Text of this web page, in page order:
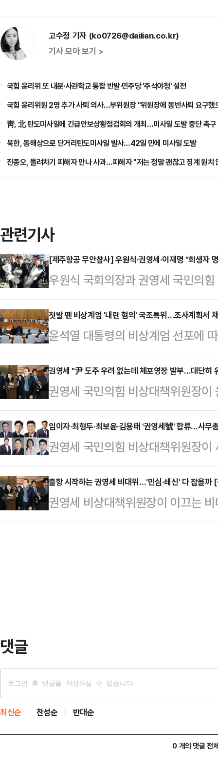
고수정 기자 (ko0726@dailian.co.kr)
기사 모아 보기 >
국힘 윤리위 또 내분·사관학교 통합 반발·민주당 '주석야청' 설전
국힘 윤리위원 2명 추가 사퇴 의사…부위원장 "위원장에 동반사퇴 요구했
靑, 北 탄도미사일에 긴급안보상황점검회의 개최…미사일 도발 중단 촉구
북한, 동해상으로 단거리탄도미사일 발사…42일 만에 미사일 도발
진종오, 돌려차기 피해자 만나 사과…피해자 "저는 정말 괜찮고 징계 원치
관련기사
[제주항공 무안참사] 우원식·권영세·이재명 "희생자
우원식 국회의장과 권영세 국민의
대표가 국회에 마련된 제주항공 여
우 의장과 권 비대위원장, 이 대표
생자 분향소에서 헌화와 분향을 했
께 희생자를 애도한다"며 "유가족
비대위원장은 "179분 희생자분들
대한민국을 만들겠다"고 썼다.이
고 재발 방지에 최…
첫발 뗀 비상계엄 '내란 혐의' 국조특위…조사계획서
윤석열 대통령의 비상계엄 선포에
조사특별위원회가 첫 전체회의를
서가 본회의에서 의결되면 45일간
31일 국회에서 첫 회의를 열고 윤
획서를 채택했다.통과된 조사계획
월 13일까지 45일간 이뤄진다. 조
선포와 관련해 국무회의 심의 여부
위한 병력 및 경찰력…
권영세 "尹 도주 우려 없는데 체포영장 발부…대단히
권영세 국민의힘 비상대책위원장
된 것에 대해 "대단히 유감으로 생
일 오전 국회에서 첫 업무보고를 받
인멸과 도주의 우려가 전혀 없는 상
하는 것은 대단히 유감스러운 일"
도 공수처 대응 기관인 중앙지법이
법에서 청구한 부분도 대단히 문제
는 대단히 유감스럽다"고…
임이자·최형두·최보윤·김용태 '권영세號' 합류…사무
권영세 국민의힘 비상대책위원장이
보윤·김용태 의원을 내정했다. 사
에는 조정훈·김재섭 의원을 지명했
서 이 같은 내용을 담은 새 비대위
3선인 임이자 의원은 현재 당 노동
출항 시작하는 권영세 비대위…'민심·쇄신' 다 잡을까
권영세 비상대책위원장이 이끄는
에서 기대와 우려가 엇갈리고 있다.
댓글
최신순 찬성순 반대순
0 개의 댓글 전